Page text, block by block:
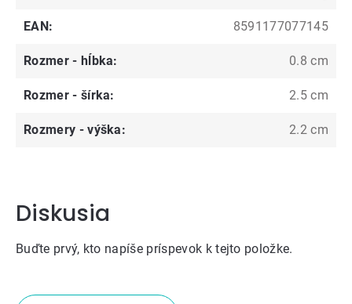
EAN: 8591177077145
Rozmer - hĺbka: 0.8 cm
Rozmer - šírka: 2.5 cm
Rozmery - výška: 2.2 cm
Diskusia
Buďte prvý, kto napíše príspevok k tejto položke.